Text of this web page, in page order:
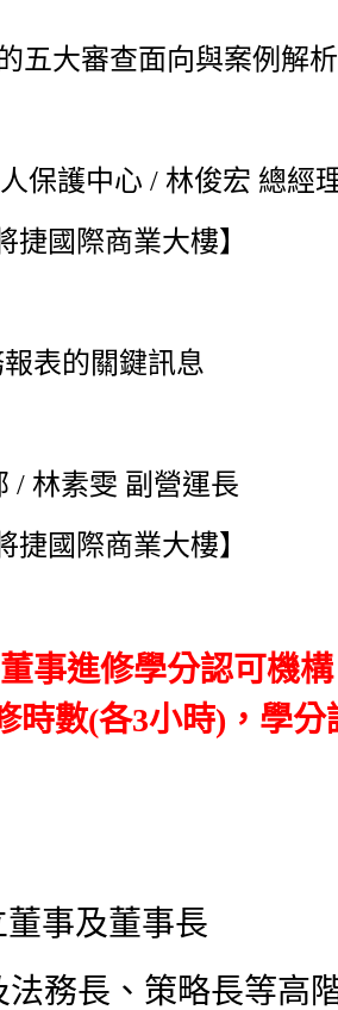
五大審查面向與案例解析
保護中心 / 林俊宏 總經
國際商業大樓】
表的關鍵訊息
/ 林素雯 副營運長
國際商業大樓】
事進修學分認可機
數(各3小時)，學分
事及董事長
務長、策略長等高